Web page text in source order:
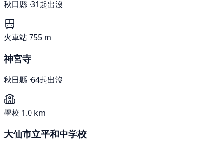
秋田縣 ·31起出沒
火車站755 m
神宮寺
秋田縣 ·64起出沒
學校 1.0 km
大仙市立平和中学校